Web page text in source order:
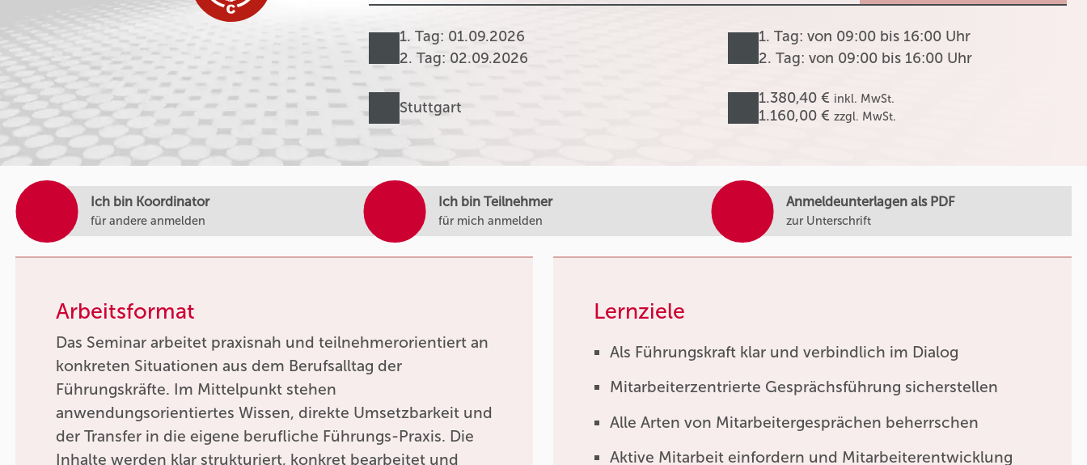
1. Tag: 01.09.2026
2. Tag: 02.09.2026
1. Tag: von 09:00 bis 16:00 Uhr
2. Tag: von 09:00 bis 16:00 Uhr
Stuttgart
1.380,40 € inkl. MwSt.
1.160,00 € zzgl. MwSt.
Arbeitsformat
Das Seminar arbeitet praxisnah und teilnehmerorientiert an
konkreten Situationen aus dem Berufsalltag der
Führungskräfte. Im Mittelpunkt stehen
anwendungsorientiertes Wissen, direkte Umsetzbarkeit und
der Transfer in die eigene berufliche Führungs-Praxis. Die
Inhalte werden klar strukturiert, konkret bearbeitet und
Lernziele
Als Führungskraft klar und verbindlich im Dialog
Mitarbeiterzentrierte Gesprächsführung sicherstellen
Alle Arten von Mitarbeitergesprächen beherrschen
Aktive Mitarbeit einfordern und Mitarbeiterentwicklung
Ich bin Koordinator
für andere anmelden
Ich bin Teilnehmer
für mich anmelden
Anmeldeunterlagen als PDF
zur Unterschrift